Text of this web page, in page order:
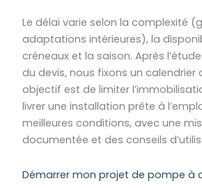
Le délai varie selon la complexité
adaptations intérieures), la
créneaux et la saison. Après
du devis, nous fixons un calendrier
objectif est de limiter
livrer une installation prête à
meilleures conditions, avec une
documentée et des conseils
Démarrer mon projet de pompe à